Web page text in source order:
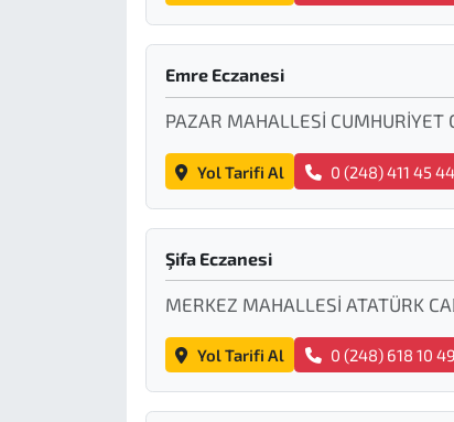
Emre Eczanesi
PAZAR MAHALLESİ CUMHURİYET
Yol Tarifi Al 0 (248) 411 45 44
Şifa Eczanesi
MERKEZ MAHALLESİ ATATÜRK
Yol Tarifi Al 0 (248) 618 10 49